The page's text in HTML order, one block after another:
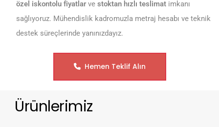
özel iskontolu fiyatlarve stoktan hızlı teslimat imkanı
sağlıyoruz. Mühendislik kadromuzla metraj hesabı ve teknik
destek süreçlerinde yanınızdayız.
Hemen Teklif Alın
Ürünlerimiz